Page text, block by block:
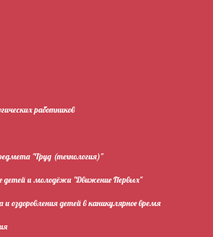
работников
"Труд (технология)"
детей и молодёжи "Движение Первых"
оздоровления детей в каникулярное время